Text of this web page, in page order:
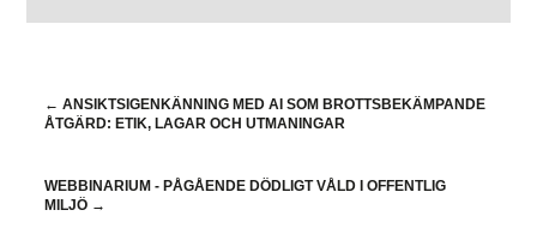
←ANSIKTSIGENKÄNNING MED AI SOM BROTTSBEKÄMPANDE
ÅTGÄRD: ETIK, LAGAR OCH UTMANINGAR
WEBBINARIUM - PÅGÅENDE DÖDLIGT VÅLD I OFFENTLIG
MILJÖ →